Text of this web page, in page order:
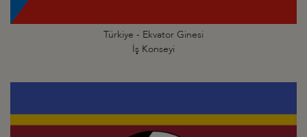
Türkiye - Ekvator Ginesi
İş Konseyi